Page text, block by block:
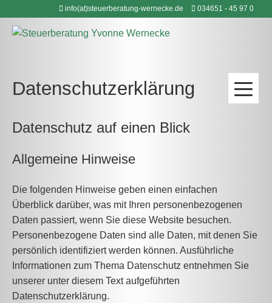
springen
info(at)steuerberatung-wernecke.de 034651 - 45 97 0
Datenschutzerklärung
Datenschutz auf einen Blick
Allgemeine Hinweise
Die folgenden Hinweise geben einen einfachen
Überblick darüber, was mit Ihren personenbezogenen
Daten passiert, wenn Sie diese Website besuchen.
Personenbezogene Daten sind alle Daten, mit denen Sie
persönlich identifiziert werden können. Ausführliche
Informationen zum Thema Datenschutz entnehmen Sie
unserer unter diesem Text aufgeführten
Datenschutzerklärung.